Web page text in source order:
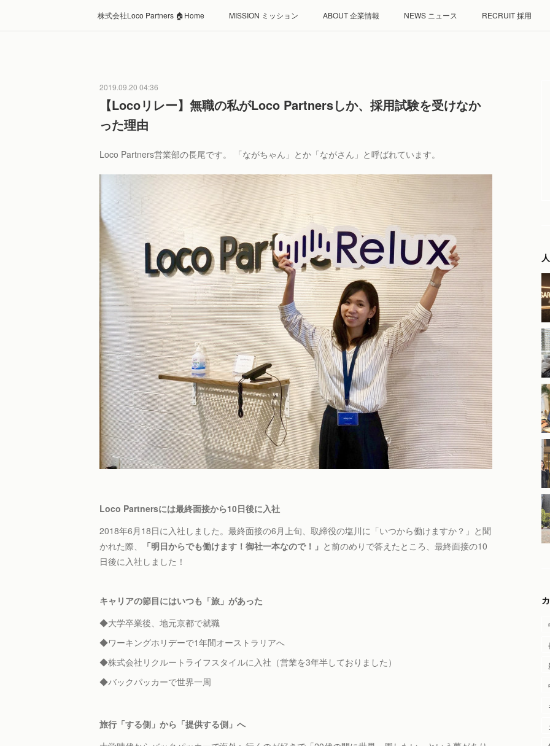
株式会社Loco Partners 🏠Home MISSION ミッション ABOUT 企業情報 NEWS ニュース RECRUIT 採用
2019.09.20 04:36
【Locoリレー】無職の私がLoco Partnersしか、採用試験を受けなか
った理由
Loco Partners営業部の長尾です。 「ながちゃん」とか「ながさん」と呼ばれています。
Loco Partnersには最終面接から10日後に入社
2018年6月18日に入社しました。最終面接の6月上旬、取締役の塩川に「いつから働けますか？」と聞
かれた際、
「明日からでも働けます！御社一本なので！」 と前のめりで答えたところ、最終面接の10
日後に入社しました！
キャリアの節目にはいつも「旅」があった
◆大学卒業後、地元京都で就職
◆ワーキングホリデーで1年間オーストラリアへ
◆株式会社リクルートライフスタイルに入社（営業を3年半しておりました）
◆バックパッカーで世界一周
旅行「する側」から「提供する側」へ